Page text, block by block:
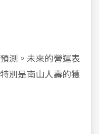
測。未來的營運表
別是南山人壽的獲